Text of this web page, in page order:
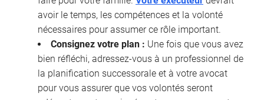
avoir le temps, les compétences et la volonté
nécessaires pour assumer ce rôle important.
Consignez votre plan : Une fois que vous avez
bien réfléchi, adressez-vous à un professionnel de
la planification successorale et à votre avocat
pour vous assurer que vos volontés seront